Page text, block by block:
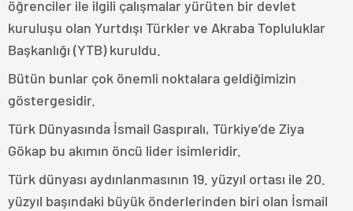
öğrenciler ile ilgili çalışmalar yürüten bir devlet
kuruluşu olan Yurtdışı Türkler ve Akraba Topluluklar
Başkanlığı (YTB) kuruldu.
Bütün bunlar çok önemli noktalara geldiğimizin
göstergesidir.
Türk Dünyasında İsmail Gaspıralı, Türkiye’de Ziya
Gökap bu akımın öncü lider isimleridir.
Türk dünyası aydınlanmasının 19. yüzyıl ortası ile 20.
yüzyıl başındaki büyük önderlerinden biri olan İsmail